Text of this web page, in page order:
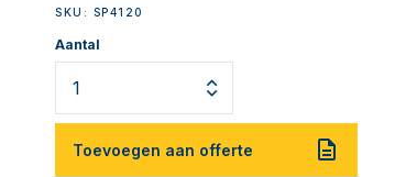
SKU: SP4120
Aantal
Toevoegen aan offerte